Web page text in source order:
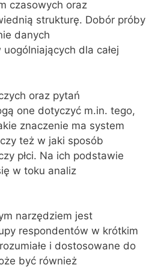
czasowych oraz
strukturę. Dobór próby
danych
dla całej
oraz pytań
one dotyczyć m.in. tego,
znaczenie ma system
też w jaki sposób
płci. Na ich podstawie
w toku analiz
narzędziem jest
respondentów w krótkim
i dostosowane do
być również